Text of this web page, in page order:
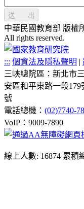
送 出
中華民國教育部 版權
All rights reserved.
::: 個資法及隱私聲明 |
三峽總院區：新北市
安區和平東路一段179
號
電話總機： (02)7740-
VoIP：9009-7890
線上人數: 16874 累積